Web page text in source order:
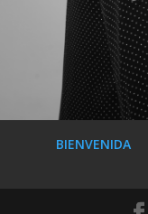
BIENVENIDA